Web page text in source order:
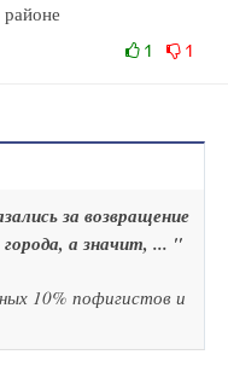
1 1
за возвращение
а значит, ... "
10% пофигистов и